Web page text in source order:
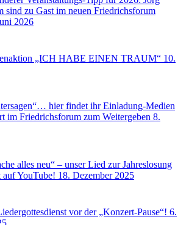
sind zu Gast im neuen Friedrichsforum
2026
„ICH HABE EINEN TRAUM“ 10.
hier findet ihr Einladung-Medien
im Friedrichsforum zum Weitergeben 8.
alles neu“ – unser Lied zur Jahreslosung
auf YouTube! 18. Dezember 2025
vor der „Konzert-Pause“! 6.